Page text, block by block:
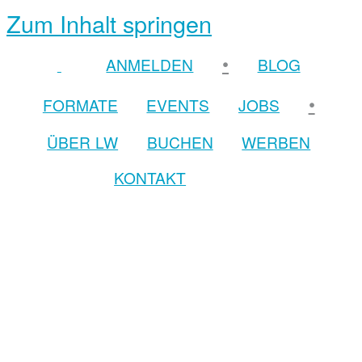
Zum Inhalt springen
ANMELDEN •
BLOG
FORMATE
EVENTS JOBS •
ÜBER LW BUCHEN
WERBEN
KONTAKT